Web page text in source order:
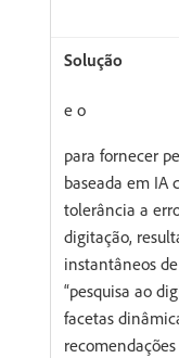
e o
para fornecer
baseada em IA
tolerância a
digitação,
instantâneos de
“pesquisa ao
facetas
recomendações